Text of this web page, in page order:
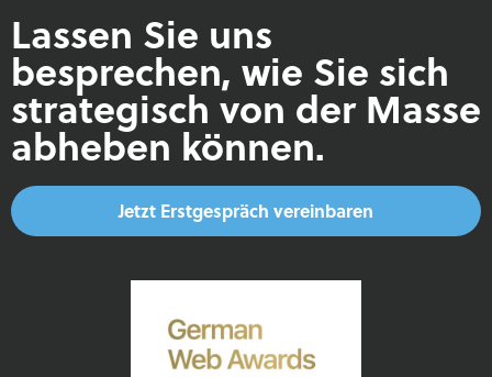
Lassen Sie uns
besprechen, wie Sie sich
strategisch von der Masse
abheben können.
Jetzt Erstgespräch vereinbaren